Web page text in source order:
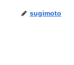
sugimoto